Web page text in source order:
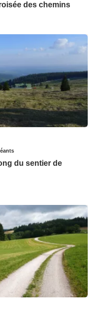
des chemins
du sentier de